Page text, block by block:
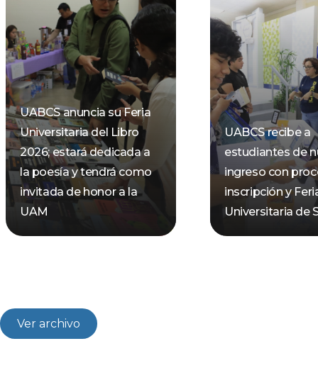
UABCS anuncia su Feria
Universitaria del Libro
2026; estará dedicada a
la poesía y tendrá como
invitada de honor a la
UAM
UABCS recibe a
estudiantes de
ingreso con
inscripción y
Universitaria de
Ver archivo